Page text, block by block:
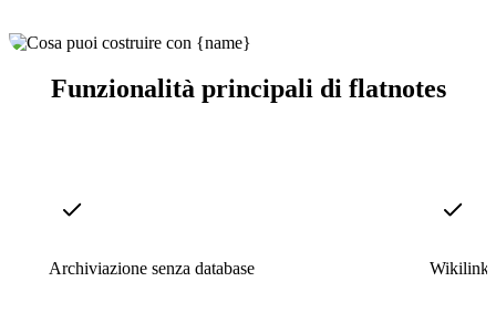
Funzionalità principali di flatnotes
Archiviazione senza database Wikilink